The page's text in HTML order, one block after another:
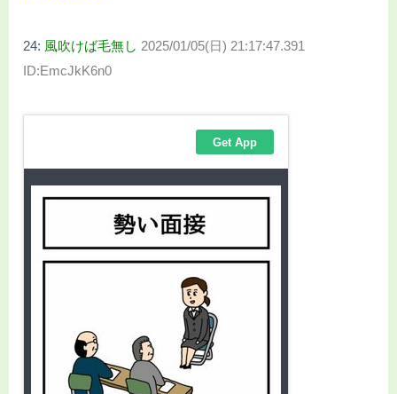
24: 風吹けば毛無し 2025/01/05(日) 21:17:47.391
ID:EmcJkK6n0